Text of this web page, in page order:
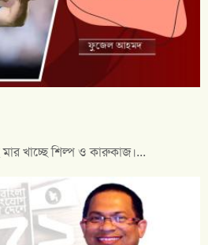
মার খাচ্ছে শিল্প ও কারুকাজ।...